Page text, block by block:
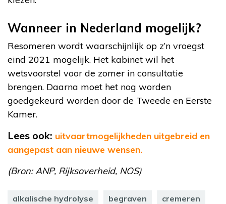
Wanneer in Nederland mogelijk?
Resomeren wordt waarschijnlijk op z’n vroegst
eind 2021 mogelijk. Het kabinet wil het
wetsvoorstel voor de zomer in consultatie
brengen. Daarna moet het nog worden
goedgekeurd worden door de Tweede en Eerste
Kamer.
Lees ook: uitvaartmogelijkheden uitgebreid en
aangepast aan nieuwe wensen.
(Bron: ANP, Rijksoverheid, NOS)
alkalische hydrolyse begraven cremeren